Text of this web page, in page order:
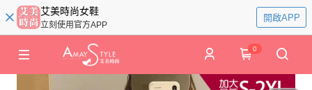
艾美時尚女鞋
立刻使用官方APP
開啟APP
0